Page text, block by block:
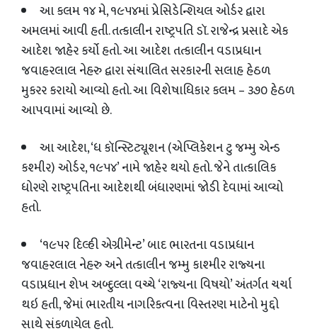
આ કલમ ૧૪ મે,૧૯૫૪માં પ્રેસિડેન્શિયલ ઓર્ડર દ્વારા
અમલમાં આવી હતી. તત્કાલીન રાષ્ટ્રપતિ ડૉ. રાજેન્દ્ર પ્રસાદે એક
આદેશ જાહેર કર્યો હતો. આ આદેશ તત્કાલીન વડાપ્રધાન
જવાહરલાલ નેહરુ દ્વારા સંચાલિત સરકારની સલાહ હેઠળ
મુકરર કરાયો આવ્યો હતો. આ વિશેષાધિકાર કલમ – ૩૭૦ હેઠળ
આપવામાં આવ્યો છે.
આ આદેશ, ‘ધ કૉન્સ્ટિટ્યૂશન (એપ્લિકેશન ટુ જમ્મુ એન્ડ
કશ્મીર) ઓર્ડર,૧૯૫૪’ નામે જાહેર થયો હતો. જેને તાત્કાલિક
ધોરણે રાષ્ટ્રપતિના આદેશથી બંધારણમાં જોડી દેવામાં આવ્યો
હતો.
‘૧૯૫૨ દિલ્હી એગ્રીમેન્ટ’ બાદ ભારતના વડાપ્રધાન
જવાહરલાલ નેહરુ અને તત્કાલીન જમ્મુ કાશ્મીર રાજ્યના
વડાપ્રધાન શેખ અબ્દુલ્લા વચ્ચે ‘રાજ્યના વિષયો’ અંતર્ગત ચર્ચા
થઇ હતી,જેમાં ભારતીય નાગરિકત્વના વિસ્તરણ માટેનો મુદ્દો
સાથે સંકળાયેલ હતો.